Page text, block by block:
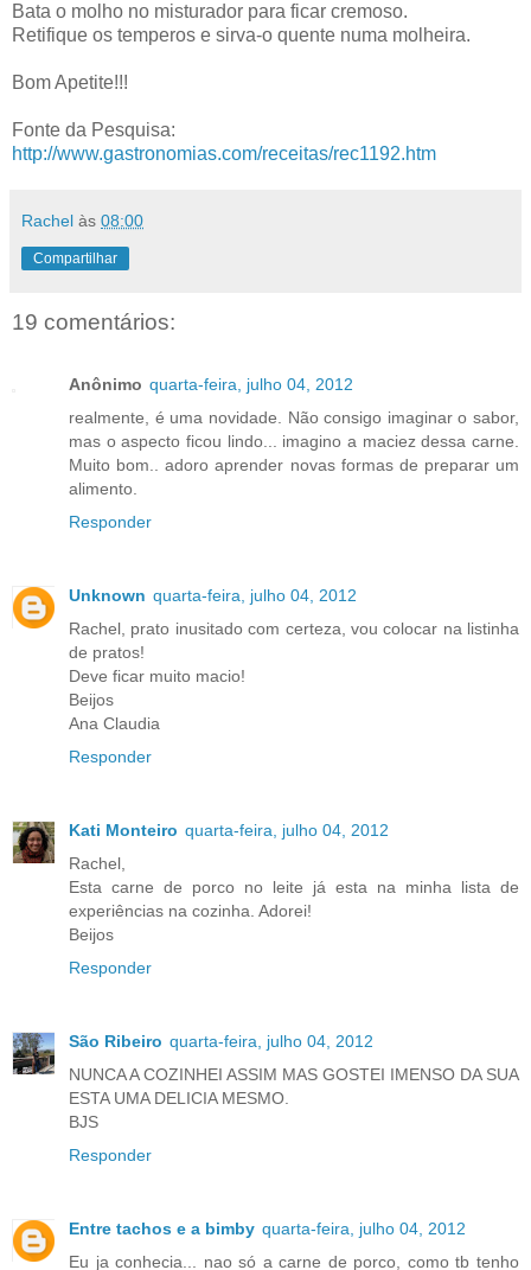
Bata o molho no misturador para ficar cremoso.
Retifique os temperos e sirva-o quente numa molheira.
Bom Apetite!!!
Fonte da Pesquisa:
http://www.gastronomias.com/receitas/rec1192.htm
Rachel às 08:00
Compartilhar
19 comentários:
Anônimo quarta-feira, julho 04, 2012
realmente, é uma novidade. Não consigo imaginar o sabor,
mas o aspecto ficou lindo... imagino a maciez dessa carne.
Muito bom.. adoro aprender novas formas de preparar um
alimento.
Responder
Unknown quarta-feira, julho 04, 2012
Rachel, prato inusitado com certeza, vou colocar na listinha
de pratos!
Deve ficar muito macio!
Beijos
Ana Claudia
Responder
Kati Monteiro quarta-feira, julho 04, 2012
Rachel,
Esta carne de porco no leite já esta na minha lista de
experiências na cozinha. Adorei!
Beijos
Responder
São Ribeiro quarta-feira, julho 04, 2012
NUNCA A COZINHEI ASSIM MAS GOSTEI IMENSO DA SUA
ESTA UMA DELICIA MESMO.
BJS
Responder
Entre tachos e a bimby quarta-feira, julho 04, 2012
Eu ja conhecia... nao só a carne de porco, como tb tenho